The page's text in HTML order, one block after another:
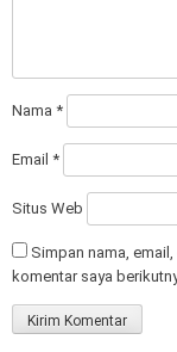
Nama *
Email *
Situs Web
Simpan nama,
komentar saya